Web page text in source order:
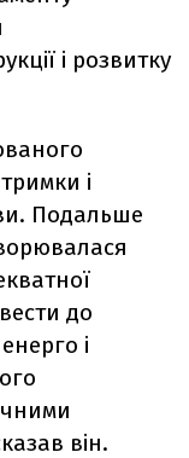
і розвитку
і
Подальше
до
і
він.